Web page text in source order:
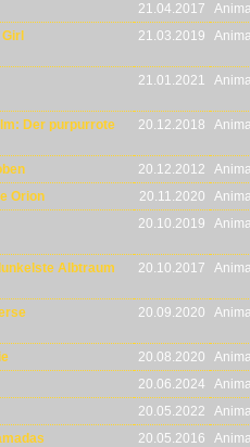
21.04.2017
21.03.2019
21.01.2021
Der purpurrote
20.12.2018
20.12.2012
Orion
20.11.2020
20.10.2019
Albtraum 20.10.2017
20.09.2020
20.08.2020
20.06.2024
20.05.2022
20.05.2016